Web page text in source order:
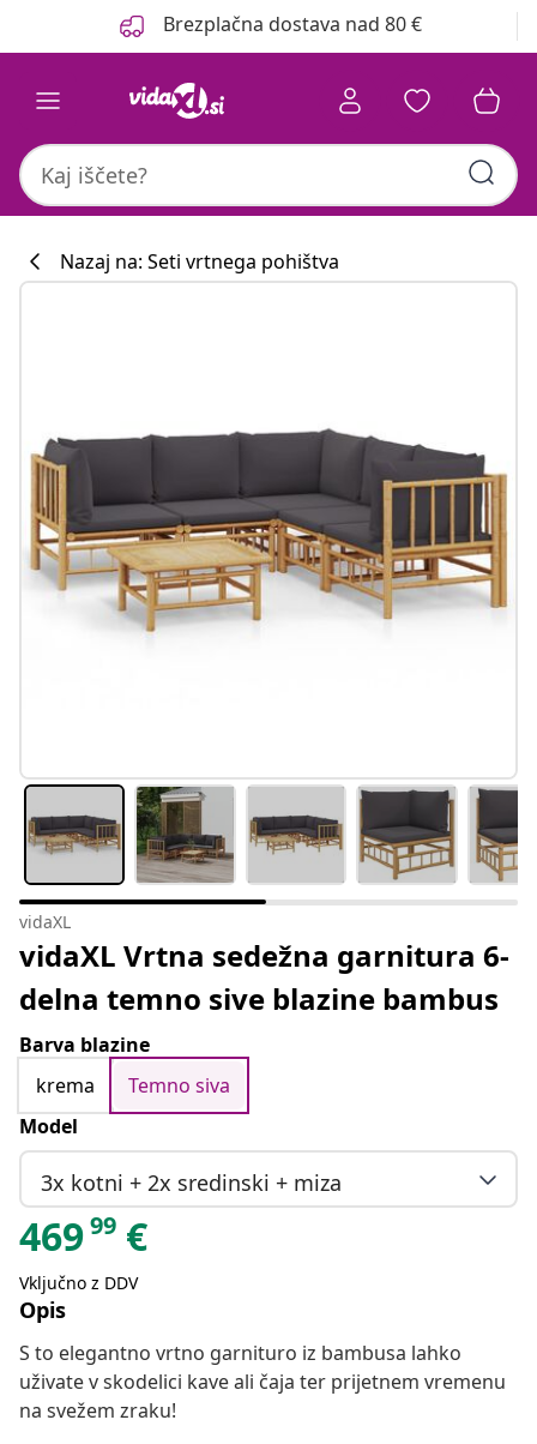
Brezplačna dostava nad 80 €
Nazaj na: Seti vrtnega pohištva
vidaXL
vidaXL Vrtna sedežna garnitura 6-
delna temno sive blazine bambus
Barva blazine
krema
Temno siva
Model
3x kotni + 2x sredinski + miza
46999 €
Vključno z DDV
Opis
S to elegantno vrtno garnituro iz bambusa lahko
uživate v skodelici kave ali čaja ter prijetnem vremenu
na svežem zraku!